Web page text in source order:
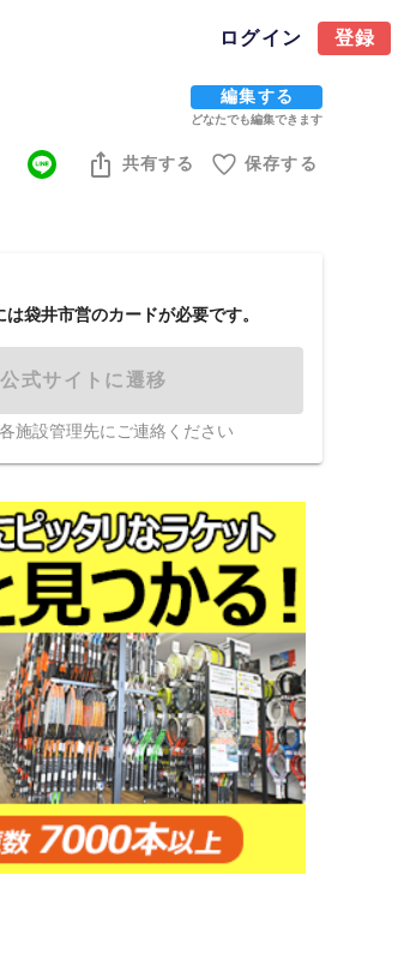
ログイン 登録
編集する
どなたでも編集できます
共有する 保存する
は袋井市営のカードが必要です。
公式サイトに遷移
施設管理先にご連絡ください